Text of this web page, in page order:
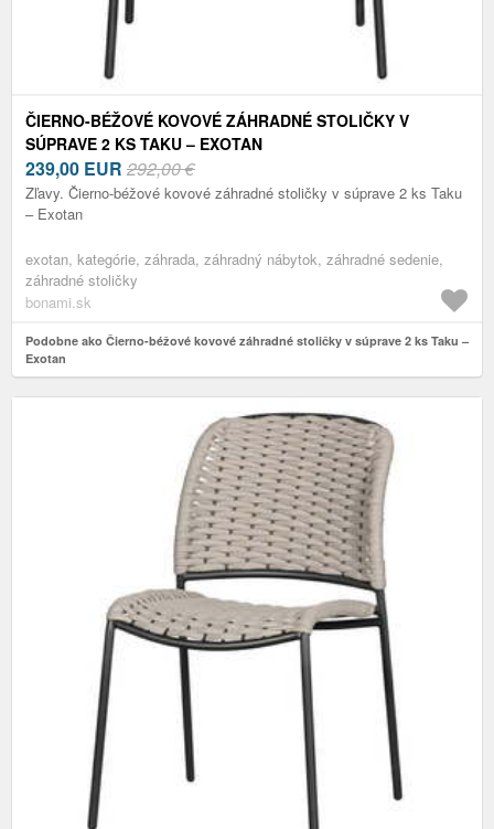
ČIERNO-BÉŽOVÉ KOVOVÉ ZÁHRADNÉ STOLIČKY V
SÚPRAVE 2 KS TAKU – EXOTAN
239,00 EUR 292,00 €
Zľavy. Čierno-béžové kovové záhradné stoličky v súprave 2 ks Taku
– Exotan
exotan, kategórie, záhrada, záhradný nábytok, záhradné sedenie,
záhradné stoličky
bonami.sk
Podobne ako Čierno-béžové kovové záhradné stoličky v súprave 2 ks Taku –
Exotan